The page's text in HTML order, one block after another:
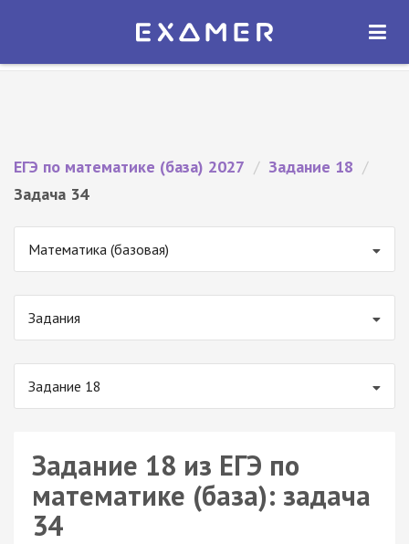
Экзамер — ЕГЭ 2027
ОТКРЫТЬ
ЕГЭ по математике (база) 2027 / Задание 18 /
Задача 34
Математика (базовая)
Задания
Задание 18
Задание 18 из ЕГЭ по
математике (база): задача
34